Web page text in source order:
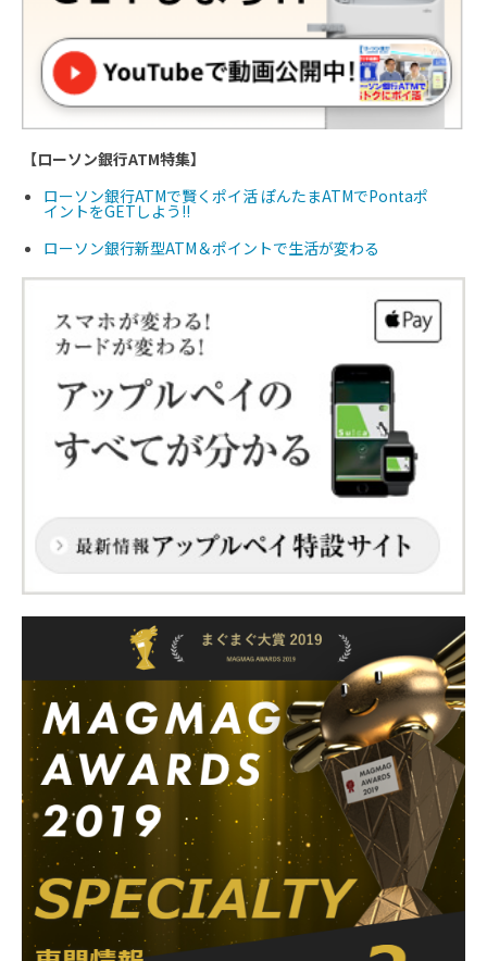
【ローソン銀行ATM特集】
ローソン銀行ATMで賢くポイ活 ぽんたまATMでPontaポ
イントをGETしよう!!
ローソン銀行新型ATM＆ポイントで生活が変わる